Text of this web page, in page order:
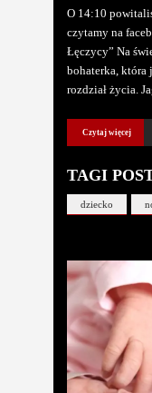
O 14:10
czytamy na
Łęczycy” Na
bohaterka, która
rozdział życia.
Czytaj więcej
TAGI
dziecko